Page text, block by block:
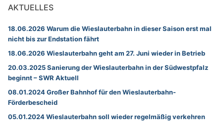
AKTUELLES
18.06.2026 Warum die Wieslauterbahn in dieser Saison erst mal
nicht bis zur Endstation fährt
18.06.2026 Wieslauterbahn geht am 27. Juni wieder in Betrieb
20.03.2025 Sanierung der Wieslauterbahn in der Südwestpfalz
beginnt – SWR Aktuell
08.01.2024 Großer Bahnhof für den Wieslauterbahn-
Förderbescheid
05.01.2024 Wieslauterbahn soll wieder regelmäßig verkehren